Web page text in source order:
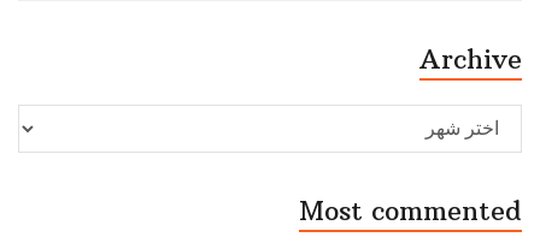
Archive
Archive
Most commented